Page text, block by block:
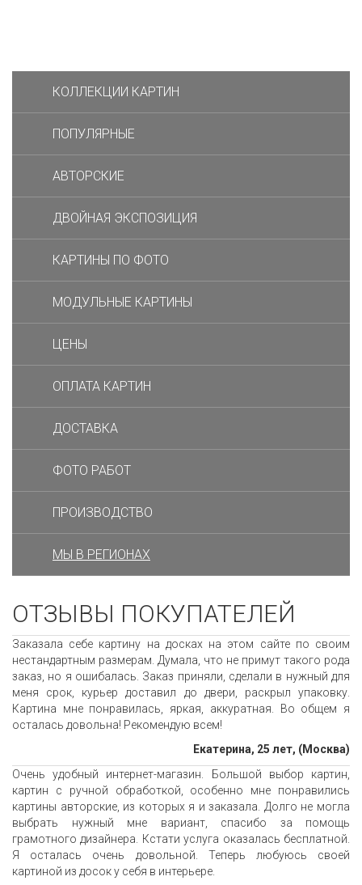
КОЛЛЕКЦИИ КАРТИН
ПОПУЛЯРНЫЕ
АВТОРСКИЕ
ДВОЙНАЯ ЭКСПОЗИЦИЯ
КАРТИНЫ ПО ФОТО
МОДУЛЬНЫЕ КАРТИНЫ
ЦЕНЫ
ОПЛАТА КАРТИН
ДОСТАВКА
ФОТО РАБОТ
ПРОИЗВОДСТВО
МЫ В РЕГИОНАХ
ОТЗЫВЫ ПОКУПАТЕЛЕЙ
Заказала себе картину на досках на этом сайте по своим
нестандартным размерам. Думала, что не примут такого рода
заказ, но я ошибалась. Заказ приняли, сделали в нужный для
меня срок, курьер доставил до двери, раскрыл упаковку.
Картина мне понравилась, яркая, аккуратная. Во общем я
осталась довольна! Рекомендую всем!
Екатерина, 25 лет, (Москва)
Очень удобный интернет-магазин. Большой выбор картин,
картин с ручной обработкой, особенно мне понравились
картины авторские, из которых я и заказала. Долго не могла
выбрать нужный мне вариант, спасибо за помощь
грамотного дизайнера. Кстати услуга оказалась бесплатной.
Я осталась очень довольной. Теперь любуюсь своей
картиной из досок у себя в интерьере.